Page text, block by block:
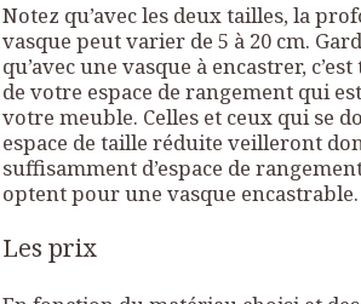
Notez qu’avec les deux tailles, la
vasque peut varier de 5 à 20 cm.
qu’avec une vasque à encastrer,
de votre espace de rangement qui
votre meuble. Celles et ceux qui se
espace de taille réduite veilleront
suffisamment d’espace de
optent pour une vasque encastrable.
Les prix